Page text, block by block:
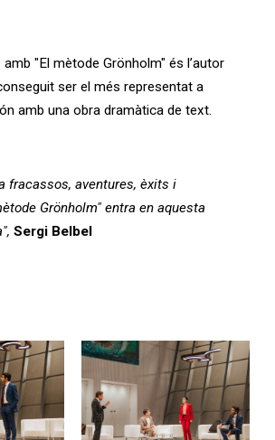
amb "El mètode Grönholm" és l’autor
ser el més representat a
amb una obra dramàtica de text.
fracassos, aventures, èxits i
Grönholm" entra en aquesta
Sergi Belbel